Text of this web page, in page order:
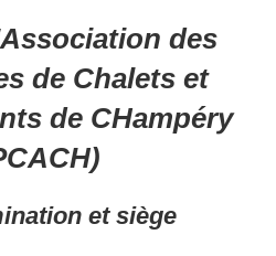
des
de Chalets et
de CHampéry
et siège